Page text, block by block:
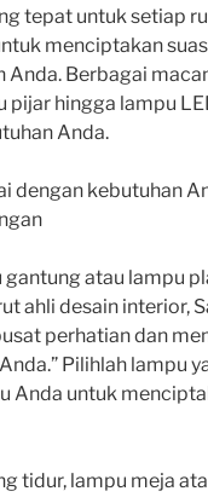
tepat untuk setiap
menciptakan
Anda. Berbagai
pijar hingga lampu
Anda.
dengan kebutuhan
gantung atau lampu
ahli desain interior,
perhatian dan
Pilihlah lampu
Anda untuk
tidur, lampu meja